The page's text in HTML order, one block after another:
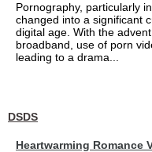
Pornography, particularly
changed into a significant
digital age. With the
broadband, use of porn
leading to a drama...
DSDS
Heartwarming Romance